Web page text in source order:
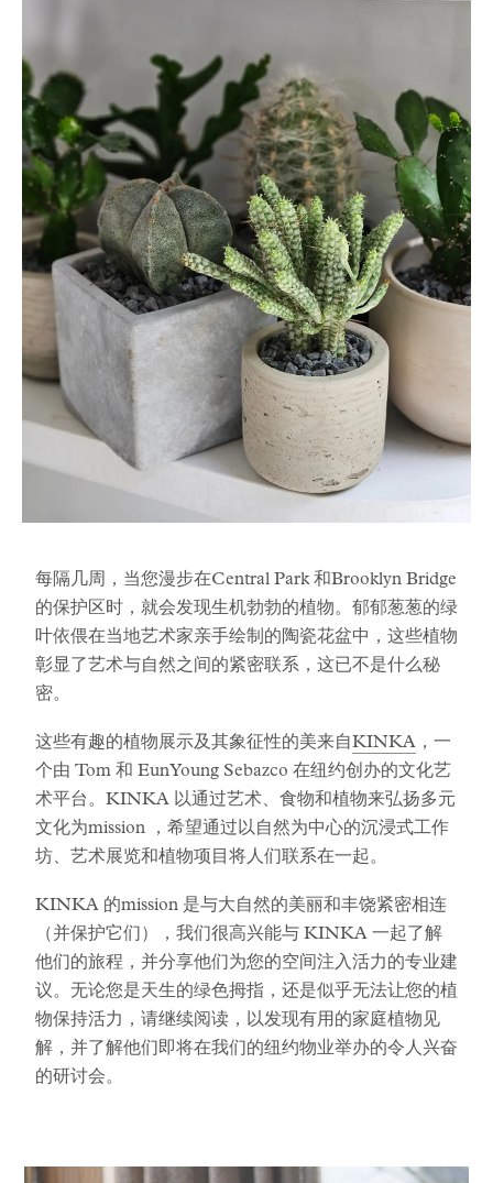
每隔几周，当您漫步在Central Park 和Brooklyn Bridge
的保护区时，就会发现生机勃勃的植物。郁郁葱葱的绿
叶依偎在当地艺术家亲手绘制的陶瓷花盆中，这些植物
彰显了艺术与自然之间的紧密联系，这已不是什么秘
密。
这些有趣的植物展示及其象征性的美来自KINKA ，一
个由 Tom 和 EunYoung Sebazco 在纽约创办的文化艺
术平台。KINKA 以通过艺术、食物和植物来弘扬多元
文化为mission ，希望通过以自然为中心的沉浸式工作
坊、艺术展览和植物项目将人们联系在一起。
KINKA 的mission 是与大自然的美丽和丰饶紧密相连
（并保护它们），我们很高兴能与 KINKA 一起了解
他们的旅程，并分享他们为您的空间注入活力的专业建
议。无论您是天生的绿色拇指，还是似乎无法让您的植
物保持活力，请继续阅读，以发现有用的家庭植物见
解，并了解他们即将在我们的纽约物业举办的令人兴奋
的研讨会。